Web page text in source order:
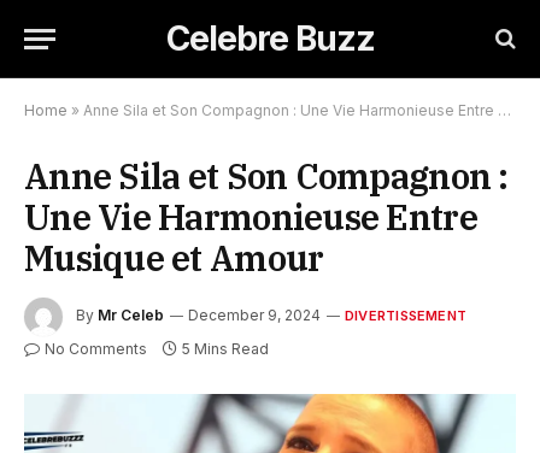
Celebre Buzz
Home » Anne Sila et Son Compagnon : Une Vie Harmonieuse Entre Musique et Amour
Anne Sila et Son Compagnon :
Une Vie Harmonieuse Entre
Musique et Amour
By Mr Celeb December 9, 2024 DIVERTISSEMENT
No Comments 5 Mins Read